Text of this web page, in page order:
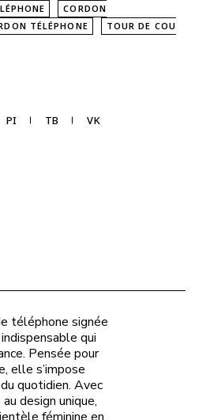
CORDON
TÉLÉPHONE
TOUR DE COU
PI TB VK
téléphone signée
indispensable qui
Pensée pour
elle s’impose
quotidien. Avec
design unique,